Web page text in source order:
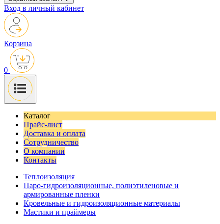
Вход в личный кабинет
Корзина
0
Каталог
Прайс-лист
Доставка и оплата
Сотрудничество
О компании
Контакты
Теплоизоляция
Паро-гидроизоляционные, полиэтиленовые и
армированные пленки
Кровельные и гидроизоляционные материалы
Мастики и праймеры